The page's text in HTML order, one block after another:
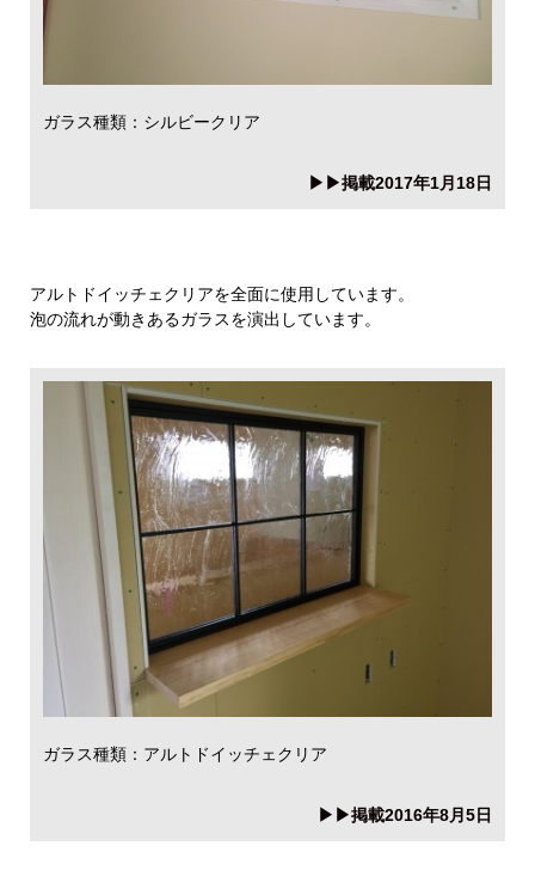
ガラス種類：シルビークリア
▶▶掲載2017年1月18日
アルトドイッチェクリアを全面に使用しています。
泡の流れが動きあるガラスを演出しています。
ガラス種類：アルトドイッチェクリア
▶▶掲載2016年8月5日